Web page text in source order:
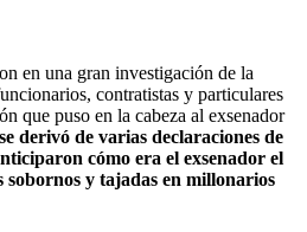
en una gran investigación de la
contratistas y particulares
que puso en la cabeza al exsenador
derivó de varias declaraciones de
cómo era el exsenador el
y tajadas en millonarios